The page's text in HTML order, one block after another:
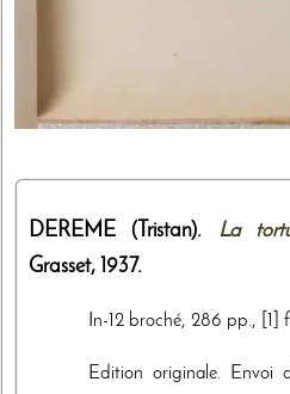
DEREME (Tristan). La
Grasset, 1937.
In-12 broché, 286 pp., [1]
Edition originale. Envoi